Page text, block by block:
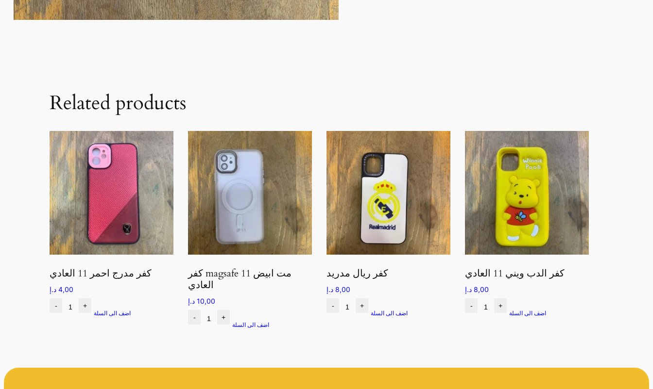
Related products
كفر مدرج احمر 11 العادي
4,00 د.إ
- +
اضف الى السلة
كفر magsafe مت ابيض 11
العادي
10,00 د.إ
- +
اضف الى السلة
كفر ريال مدريد
8,00 د.إ
- +
اضف الى السلة
كفر الدب ويني 11 العادي
8,00 د.إ
- +
اضف الى السلة